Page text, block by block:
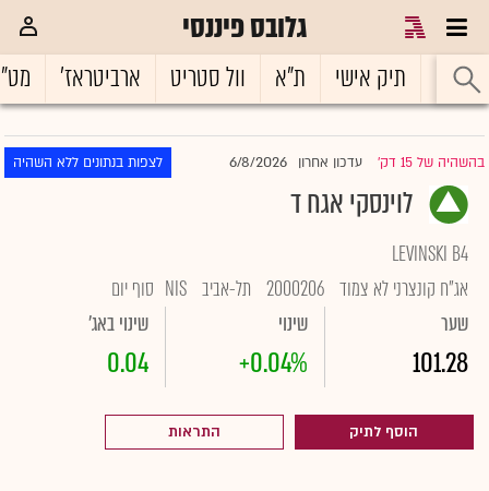
גלובס פיננסי
ראשי תיק אישי ת"א וול סטריט ארביטראז'
בהשהיה של 15 דק' |עדכון אחרון 6/8/2026 לצפות בנתונים ללא השהיה
לוינסקי אגח ד
LEVINSKI B4
אג"ח קונצרני לא צמוד 2000206 תל-אביב NIS סוף יום
שער
101.28
שינוי
+0.04%
שינוי באג'
0.04
הוסף לתיק התראות